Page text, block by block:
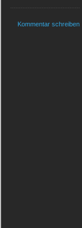
Kommentar schreiben